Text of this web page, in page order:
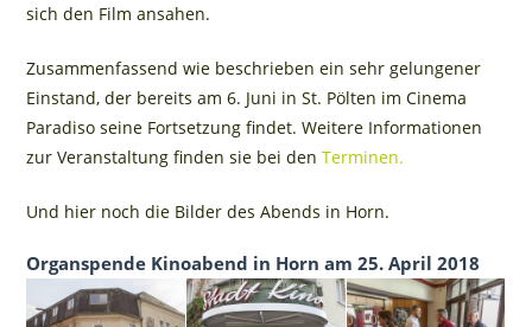
sich den Film ansahen.
Zusammenfassend wie beschrieben ein sehr gelungener
Einstand, der bereits am 6. Juni in St. Pölten im Cinema
Paradiso seine Fortsetzung findet. Weitere Informationen
zur Veranstaltung finden sie bei denTerminen.
Und hier noch die Bilder des Abends in Horn.
Organspende Kinoabend in Horn am 25. April 2018